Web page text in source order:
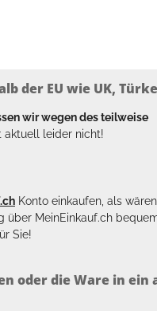
der EU wie UK,
wir wegen des teilweise
aktuell leider nicht!
Konto einkaufen, als
über MeinEinkauf.ch
Sie!
oder die Ware in ein